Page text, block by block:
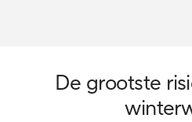
De grootste